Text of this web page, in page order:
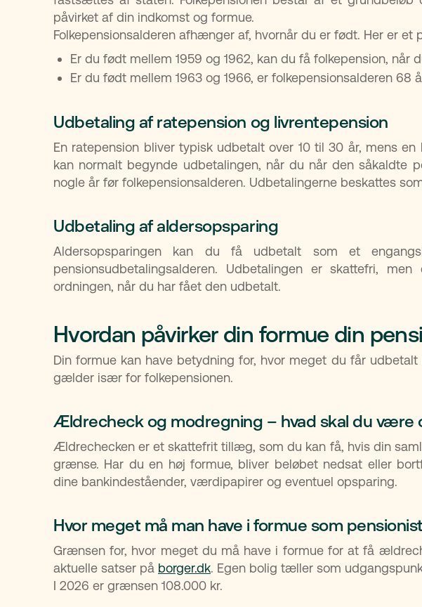
påvirket af din indkomst og formue.
Folkepensionsalderen afhænger af, hvornår du er født. Her er et
Er du født mellem 1959 og 1962, kan du få folkepension, når
Er du født mellem 1963 og 1966, er folkepensionsalderen 68
Udbetaling af ratepension og livrentepension
En ratepension bliver typisk udbetalt over 10 til 30 år, mens
kan normalt begynde udbetalingen, når du når den såkaldte
nogle år før folkepensionsalderen. Udbetalingerne beskattes
Udbetaling af aldersopsparing
Aldersopsparingen kan du få udbetalt som et
pensionsudbetalingsalderen. Udbetalingen er skattefri,
ordningen, når du har fået den udbetalt.
Hvordan påvirker din formue din
Din formue kan have betydning for, hvor meget du får
gælder især for folkepensionen.
Ældrecheck og modregning – hvad skal du være
Ældrechecken er et skattefrit tillæg, som du kan få, hvis din
grænse. Har du en høj formue, bliver beløbet nedsat eller
dine bankindeståender, værdipapirer og eventuel opsparing.
Hvor meget må man have i formue som
Grænsen for, hvor meget du må have i formue for at få
aktuelle satser på borger.dk. Egen bolig tæller som
I 2026 er grænsen 108.000 kr.